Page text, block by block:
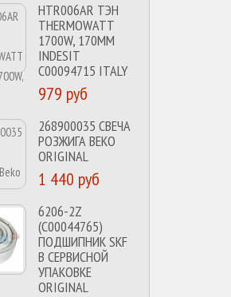
HTR006AR ТЭН
THERMOWATT
1700W, 170MM
INDESIT
C00094715 ITALY
979 руб
268900035 СВЕЧА
РОЗЖИГА BEKO
ORIGINAL
1 440 руб
6206-2Z
(C00044765)
ПОДШИПНИК SKF
В СЕРВИСНОЙ
УПАКОВКЕ
ORIGINAL